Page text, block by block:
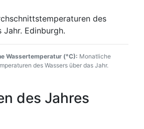
Wassertemperatur (°C): Monatliche
des Wassers über das Jahr.
des Jahres